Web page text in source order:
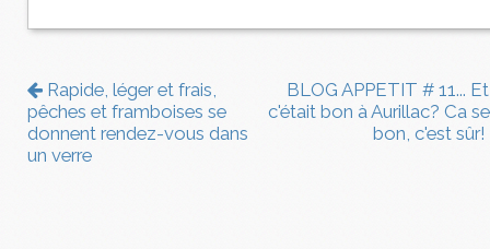
Rapide, léger et frais,
pêches et framboises se
donnent rendez-vous dans
un verre
BLOG APPETIT # 11...
c'était bon à Aurillac? Ca
bon, c'est sûr!